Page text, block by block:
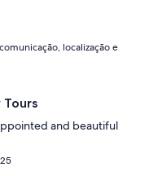
localização e
Tours
and beautiful